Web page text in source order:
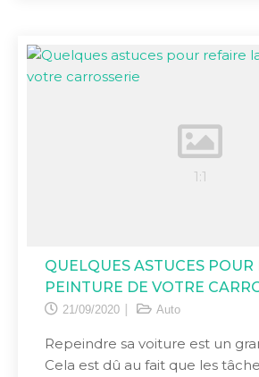
QUELQUES ASTUCES POUR
PEINTURE DE VOTRE
21/09/2020 Auto
Repeindre sa voiture est un
Cela est dû au fait que les